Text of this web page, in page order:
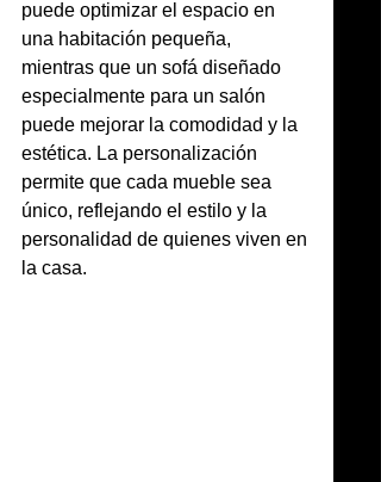
puede optimizar el espacio en
una habitación pequeña,
mientras que un sofá diseñado
especialmente para un salón
puede mejorar la comodidad y la
estética. La personalización
permite que cada mueble sea
único, reflejando el estilo y la
personalidad de quienes viven en
la casa.